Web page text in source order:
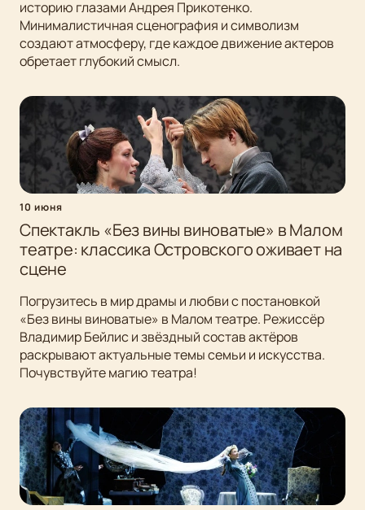
историю глазами Андрея Прикотенко.
Минималистичная сценография и символизм
создают атмосферу, где каждое движение актеров
обретает глубокий смысл.
10 июня
Спектакль «Без вины виноватые» в Малом
театре: классика Островского оживает на
сцене
Погрузитесь в мир драмы и любви с постановкой
«Без вины виноватые» в Малом театре. Режиссёр
Владимир Бейлис и звёздный состав актёров
раскрывают актуальные темы семьи и искусства.
Почувствуйте магию театра!